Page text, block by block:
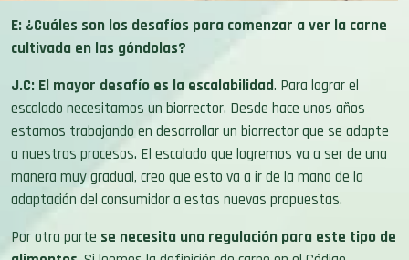
E: ¿Cuáles son los desafíos para comenzar a ver la carne
cultivada en las góndolas?
J.C: El mayor desafío es la escalabilidad. Para lograr el
escalado necesitamos un biorrector. Desde hace unos años
estamos trabajando en desarrollar un biorrector que se adapte
a nuestros procesos. El escalado que logremos va a ser de una
manera muy gradual, creo que esto va a ir de la mano de la
adaptación del consumidor a estas nuevas propuestas.
Por otra parte se necesita una regulación para este tipo de